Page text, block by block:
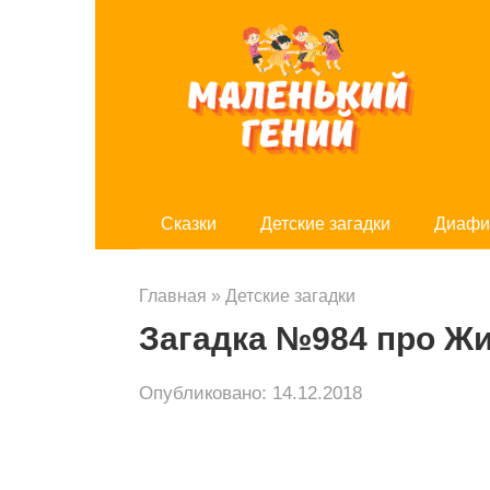
Cказки Детские загадки
Главная » Детские загадки
Загадка №984 про
Опубликовано: 14.12.2018